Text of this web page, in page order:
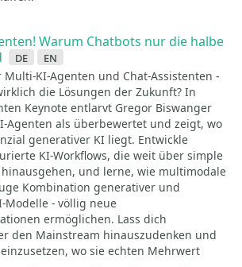
Warum Chatbots nur die halbe
de en
KI-Agenten und Chat-Assistenten -
die Lösungen der Zukunft? In
Keynote entlarvt Gregor Biswanger
Agenten als überbewertet und zeigt, wo
generativer KI liegt. Entwickle
KI-Workflows, die weit über simple
hinausgehen, und lerne, wie multimodale
Kombination generativer und
- völlig neue
ermöglichen. Lass dich
den Mainstream hinauszudenken und
wo sie echten Mehrwert